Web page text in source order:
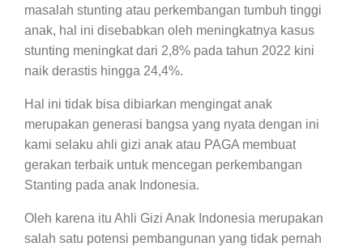
masalah stunting atau perkembangan tumbuh tinggi
anak, hal ini disebabkan oleh meningkatnya kasus
stunting meningkat dari 2,8% pada tahun 2022 kini
naik derastis hingga 24,4%.
Hal ini tidak bisa dibiarkan mengingat anak
merupakan generasi bangsa yang nyata dengan ini
kami selaku ahli gizi anak atau PAGA membuat
gerakan terbaik untuk mencegan perkembangan
Stanting pada anak Indonesia.
Oleh karena itu Ahli Gizi Anak Indonesia merupakan
salah satu potensi pembangunan yang tidak pernah